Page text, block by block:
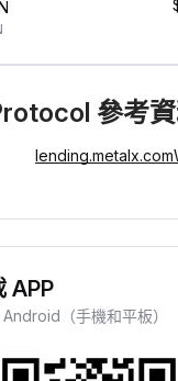
參考
lending.metalx.com
APP
（手機和平板）